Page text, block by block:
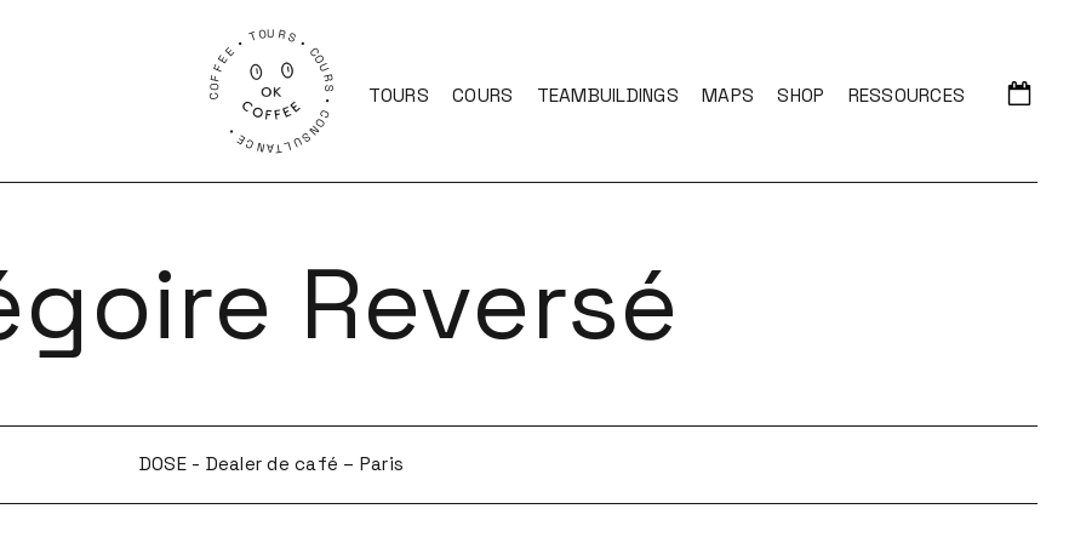
COFFEE • TOURS • COURS • CONSULTANCE • TOURS COURS TEAMBUILDINGS MAPS SHOP RESSOURCES
Reversé
DOSE - Dealer de café – Paris